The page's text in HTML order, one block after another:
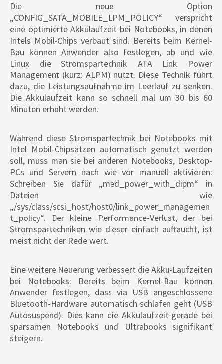
Die neue Option
„CONFIG_SATA_MOBILE_LPM_POLICY“ verspricht
eine optimierte Akkulaufzeit bei Notebooks, in denen
Intels Mobil-Chips verbaut sind. Bereits beim Kernel-
Bau können Anwender also festlegen, ob und wie
Linux die Stromspartechnik ATA Link Power
Management (kurz: ALPM) nutzt. Diese Technik führt
dazu, die Leistungsaufnahme im Leerlauf zu senken.
Die Akkulaufzeit kann so schnell mal um 30 bis 60
Minuten erhöht werden.
Während diese Stromspartechnik bei Notebooks mit
Intel Mobil-Chipsätzen automatisch genutzt werden
soll, muss man sie bei anderen Notebooks, Desktop-
PCs und Servern nach wie vor manuell aktivieren:
Schreiben Sie dafür „med_power_with_dipm“ in
Dateien wie
„/sys/class/scsi_host/host0/link_power_managemen
t_policy“. Der kleine Performance-Verlust, der bei
Stromspartechniken wie dieser einfach auftaucht, ist
meist nicht der Rede wert.
Eine weitere Neuerung verbessert die Akku-Laufzeiten
bei Notebooks: Bereits beim Kernel-Bau können
Anwender festlegen, dass via USB angeschlossene
Bluetooth-Hardware automatisch schlafen geht (USB
Autosuspend). Dies kann die Akkulaufzeit gerade bei
sparsamen Notebooks und Ultrabooks signifikant
steigern.